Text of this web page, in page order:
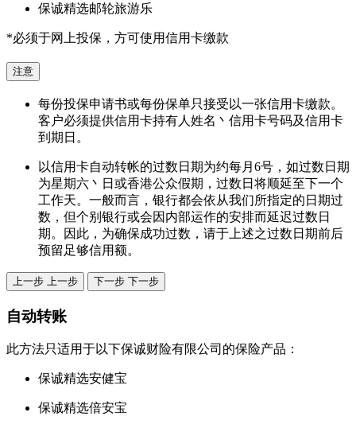
保诚精选邮轮旅游乐
*必须于网上投保，方可使用信用卡缴款
注意
每份投保申请书或每份保单只接受以一张信用卡缴款。
客户必须提供信用卡持有人姓名丶信用卡号码及信用卡
到期日。
以信用卡自动转帐的过数日期为约每月6号，如过数日期
为星期六丶日或香港公众假期，过数日将顺延至下一个
工作天。一般而言，银行都会依从我们所指定的日期过
数，但个别银行或会因内部运作的安排而延迟过数日
期。因此，为确保成功过数，请于上述之过数日期前后
预留足够信用额。
上一步 上一步 下一步 下一步
自动转账
此方法只适用于以下保诚财险有限公司的保险产品：
保诚精选安健宝
保诚精选倍安宝